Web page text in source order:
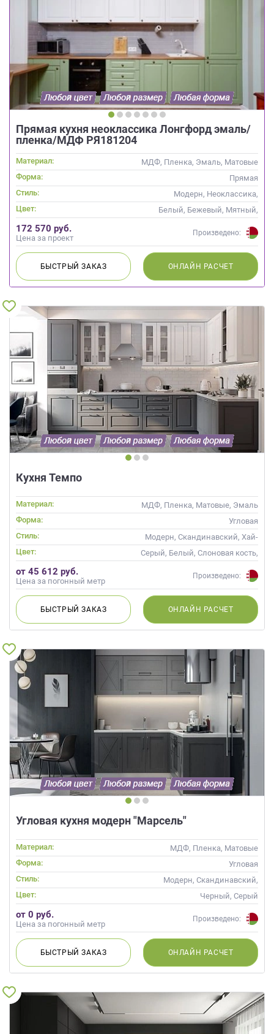
Прямая кухня неоклассика Лонгфорд эмаль/
пленка/МДФ РЯ181204
Материал:
МДФ, Пленка, Эмаль, Матовые
Форма:
Прямая
Стиль:
Модерн, Неоклассика,
Скандинавский
Цвет:
Белый, Бежевый, Мятный,
Оливковый, Салатовый,
Бирюзовый
172 570 руб.
Цена за проект
Произведено:
БЫСТРЫЙЗАКАЗ ОНЛАЙН РАСЧЕТ
Кухня Темпо
Материал:
МДФ, Пленка, Матовые, Эмаль
Форма:
Угловая
Стиль:
Модерн, Скандинавский, Хай-
тек, Неоклассика,
Современные
Цвет:
Серый, Белый, Слоновая кость,
Белый верх темный низ
от 45 612 руб.
Цена за погонный метр
Произведено:
БЫСТРЫЙЗАКАЗ ОНЛАЙН РАСЧЕТ
Угловая кухня модерн "Марсель"
Материал:
МДФ, Пленка, Матовые
Форма:
Угловая
Стиль:
Модерн, Скандинавский,
Неоклассика, Современные
Цвет: Черный, Серый
от 0 руб.
Цена за погонный метр
Произведено:
БЫСТРЫЙЗАКАЗ ОНЛАЙН РАСЧЕТ